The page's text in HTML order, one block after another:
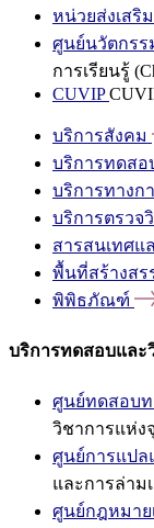
หน่วยส่งเสริ
ศูนย์นวัตกรร
การเรียนรู้
CUVIP
บริการสังคม
บริการทดสอ
บริการทางก
บริการตรวจ
สารสนเทศแ
พื้นที่สร้างสร
พิพิธภัณฑ์
บริการทดสอบและ
ศูนย์ทดสอบท
วิชาการแห่ง
ศูนย์การแปล
และการล่าม
ศูนย์กฎหมา